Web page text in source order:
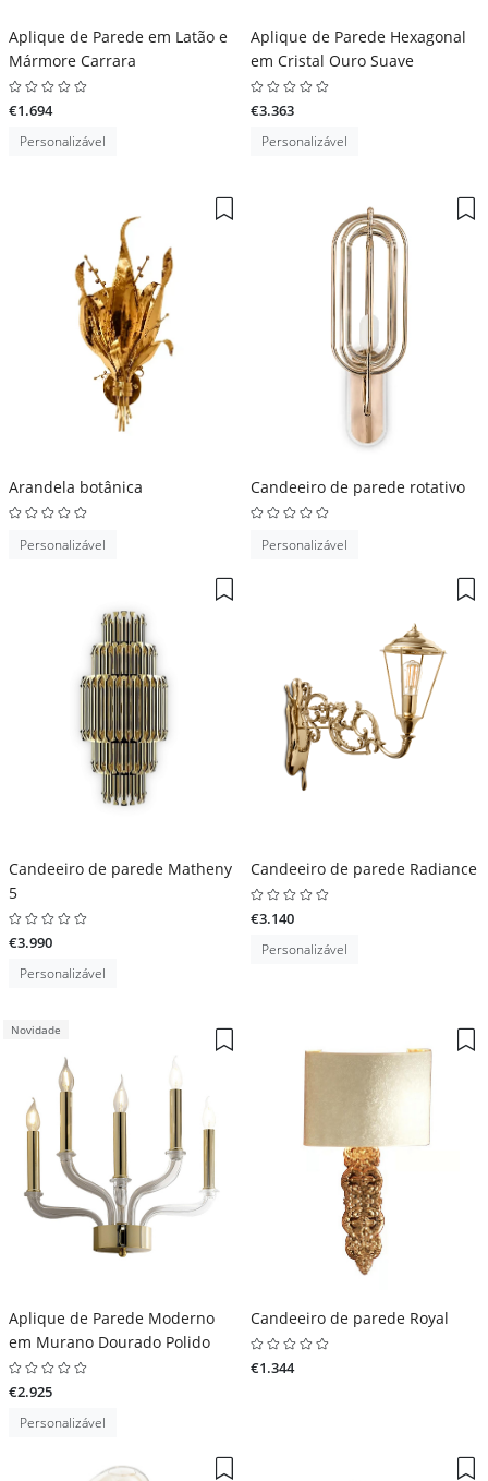
Aplique de Parede em Latão e
Mármore Carrara
€1.694
Personalizável
Aplique de Parede Hexagonal
em Cristal Ouro Suave
€3.363
Personalizável
Arandela botânica
Personalizável
Candeeiro de parede rotativo
Personalizável
Candeeiro de parede Matheny
5
€3.990
Personalizável
Candeeiro de parede Radiance
€3.140
Personalizável
Novidade
Aplique de Parede Moderno
em Murano Dourado Polido
€2.925
Personalizável
Candeeiro de parede Royal
€1.344